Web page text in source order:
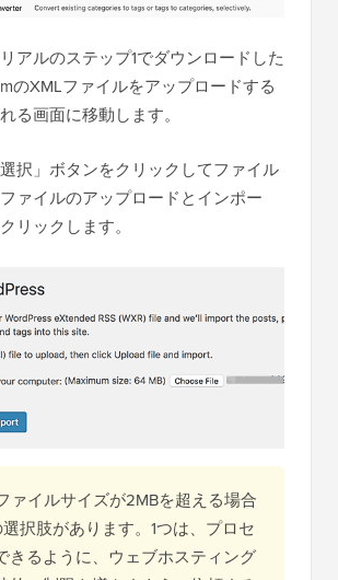
アルのステップ1でダウンロードした
のXMLファイルをアップロードする
る画面に移動します。
選択」ボタンをクリックしてファイル
ァイルのアップロードとインポー
リックします。
ァイルサイズが2MBを超える場合
択肢があります。1つは、プロセ
きるように、ウェブホスティング